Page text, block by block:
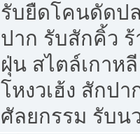
รับยืดโคนดัดป
ปาก รับสักคิ้ว
ฝุ่น สไตล์เกาห
โหงวเฮ้ง สักป
ศัลยกรรม รับน